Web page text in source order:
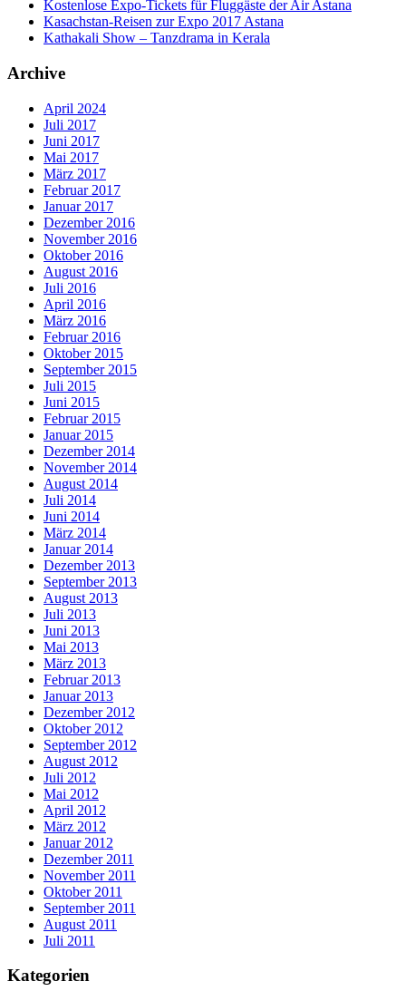
Kostenlose Expo-Tickets für Fluggäste der Air Astana
Kasachstan-Reisen zur Expo 2017 Astana
Kathakali Show – Tanzdrama in Kerala
Archive
April 2024
Juli 2017
Juni 2017
Mai 2017
März 2017
Februar 2017
Januar 2017
Dezember 2016
November 2016
Oktober 2016
August 2016
Juli 2016
April 2016
März 2016
Februar 2016
Oktober 2015
September 2015
Juli 2015
Juni 2015
Februar 2015
Januar 2015
Dezember 2014
November 2014
August 2014
Juli 2014
Juni 2014
März 2014
Januar 2014
Dezember 2013
September 2013
August 2013
Juli 2013
Juni 2013
Mai 2013
März 2013
Februar 2013
Januar 2013
Dezember 2012
Oktober 2012
September 2012
August 2012
Juli 2012
Mai 2012
April 2012
März 2012
Januar 2012
Dezember 2011
November 2011
Oktober 2011
September 2011
August 2011
Juli 2011
Kategorien